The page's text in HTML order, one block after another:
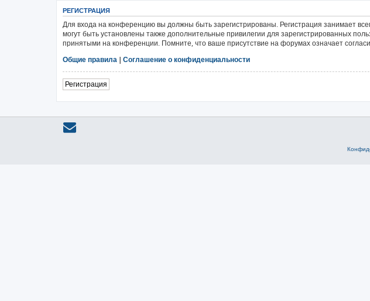
РЕГИСТРАЦИЯ
Для входа на конференцию вы должны быть зарегистрированы. Регистрация занимает
могут быть установлены также дополнительные привилегии для зарегистрированных
принятыми на конференции. Помните, что ваше присутствие на форумах означает
Общие правила | Соглашение о конфиденциальности
Регистрация